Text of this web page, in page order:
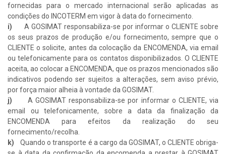
fornecidas para o mercado internacional serão aplicadas as
condições do INCOTERM em vigor à data do fornecimento.
i) A GOSIMAT responsabiliza-se por informar o CLIENTE sobre
os seus prazos de produção e/ou fornecimento, sempre que o
CLIENTE o solicite, antes da colocação da ENCOMENDA, via email
ou telefonicamente para os contatos disponibilizados. O CLIENTE
aceita, ao colocar a ENCOMENDA, que os prazos mencionados são
indicativos podendo ser sujeitos a alterações, sem aviso prévio,
por força maior alheia à vontade da GOSIMAT.
j) A GOSIMAT responsabiliza-se por informar o CLIENTE, via
email ou telefonicamente, sobre a data da finalização da
ENCOMENDA para efeitos da realização do seu
fornecimento/recolha.
k)Quando o transporte é a cargo da GOSIMAT, o CLIENTE obriga-